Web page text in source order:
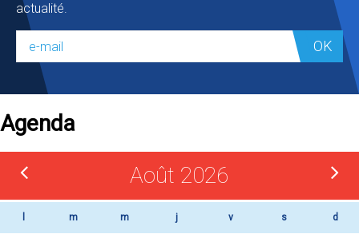
actualité.
OK
Agenda
Août 2026
m m j v s d